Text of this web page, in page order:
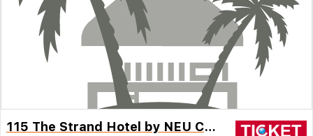
115 The Strand Hotel by NEU Collective